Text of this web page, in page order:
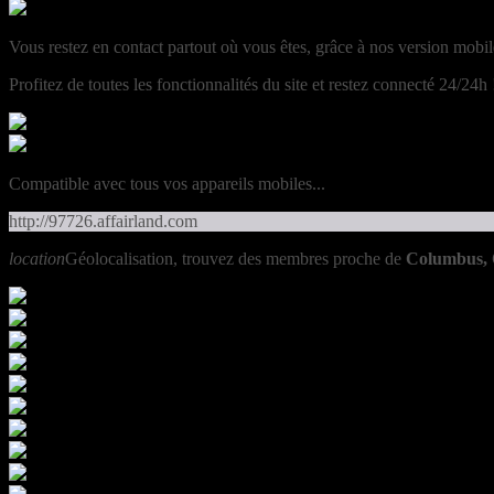
Vous restez en contact partout où vous êtes, grâce à nos version
Profitez de toutes les fonctionnalités du site et restez connecté 24/24h
Compatible avec tous vos appareils mobiles...
http://97726.affairland.com
locationGéolocalisation, trouvez des membres proche de Columbus,